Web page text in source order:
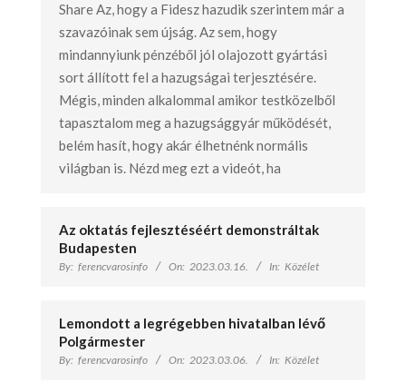
Share Az, hogy a Fidesz hazudik szerintem már a
szavazóinak sem újság. Az sem, hogy
mindannyiunk pénzéből jól olajozott gyártási
sort állított fel a hazugságai terjesztésére.
Mégis, minden alkalommal amikor testközelből
tapasztalom meg a hazugsággyár működését,
belém hasít, hogy akár élhetnénk normális
világban is. Nézd meg ezt a videót, ha
Az oktatás fejlesztéséért demonstráltak
Budapesten
By: ferencvarosinfo On: 2023.03.16. In: Közélet
Lemondott a legrégebben hivatalban lévő
Polgármester
By: ferencvarosinfo On: 2023.03.06. In: Közélet